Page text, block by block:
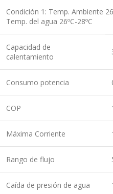
Condición 1: Temp. Ambiente
Temp. del agua 26ºC-28ºC
Capacidad de
calentamiento
Consumo potencia
COP
Máxima Corriente
Rango de flujo
Caída de presión de agua